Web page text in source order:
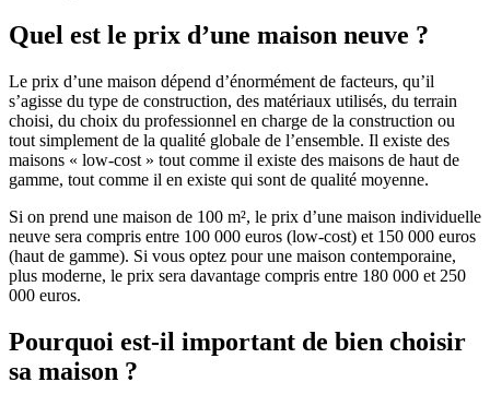
Quel est le prix d’une maison neuve ?
Le prix d’une maison dépend d’énormément de facteurs, qu’il
s’agisse du type de construction, des matériaux utilisés, du terrain
choisi, du choix du professionnel en charge de la construction ou
tout simplement de la qualité globale de l’ensemble. Il existe des
maisons « low-cost » tout comme il existe des maisons de haut de
gamme, tout comme il en existe qui sont de qualité moyenne.
Si on prend une maison de 100 m², le prix d’une maison individuelle
neuve sera compris entre 100 000 euros (low-cost) et 150 000 euros
(haut de gamme). Si vous optez pour une maison contemporaine,
plus moderne, le prix sera davantage compris entre 180 000 et 250
000 euros.
Pourquoi est-il important de bien choisir
sa maison ?